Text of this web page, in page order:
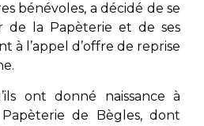
bénévoles, a décidé de se
de la Papèterie et de ses
à l’appel d’offre de reprise
ont donné naissance à
Papèterie de Bègles, dont